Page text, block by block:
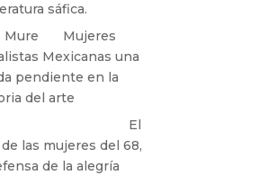
sáfica.
Mure
Mujeres
Mexicanas una
pendiente en la
del arte
El
las mujeres del 68,
de la alegría